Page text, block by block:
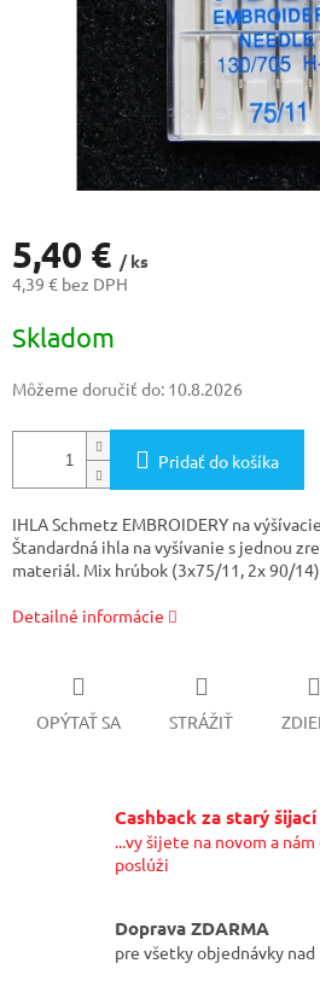
5,40 € / ks
4,39 € bez DPH
cena:
Skladom
Môžeme doručiť do: 10.8.2026
Pridať do košíka
IHLA Schmetz EMBROIDERY na
Štandardná ihla na vyšívanie s jednou
materiál. Mix hrúbok (3x75/11, 2x 90/
Detailné informácie
OPÝTAŤ SA STRÁŽIŤ
Cashback za starý
...vy šijete na novom a nám
poslúži
Doprava ZDARMA
pre všetky objednávky nad